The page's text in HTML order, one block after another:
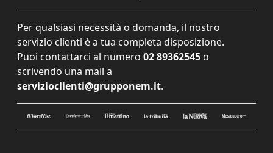
Per qualsiasi necessità o domanda, il nostro
servizio clienti è a tua completa disposizione.
Puoi contattarci al numero 02 89362545 o
scrivendo una mail a
servizioclienti@grupponem.it.